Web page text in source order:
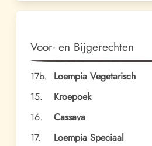
Voor- en Bijgerechten
17b. Loempia Vegetarisch
15.
Kroepoek
16.
Cassava
17.
Loempia Speciaal